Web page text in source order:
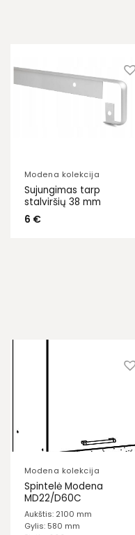
Modena kolekcija
Sujungimas tarp
stalviršių 38 mm
6 €
Modena kolekcija
Spintelė Modena
MD22/D60C
Aukštis: 2100 mm
Gylis: 580 mm